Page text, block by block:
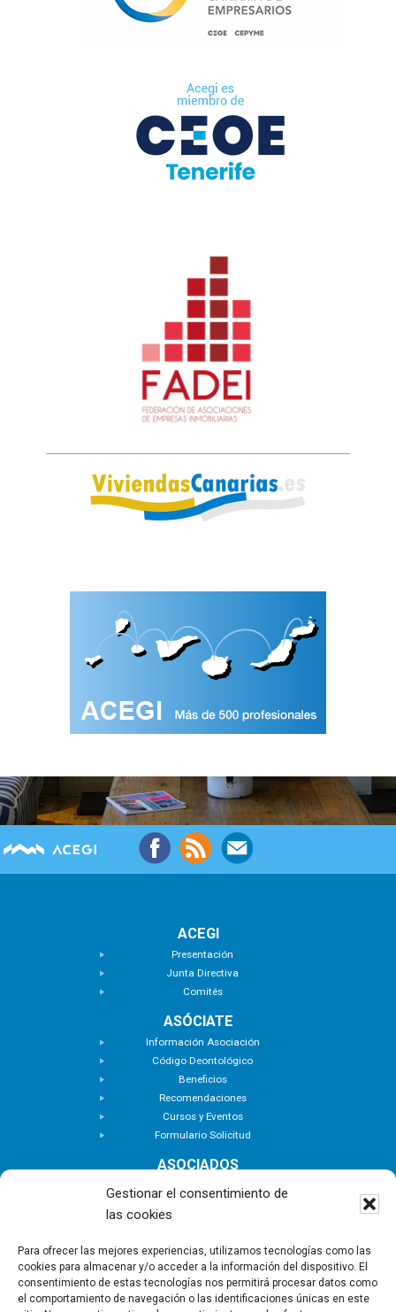
Gestionar el consentimiento de
las cookies
Para ofrecer las mejores experiencias, utilizamos tecnologías como las
cookies para almacenar y/o acceder a la información del dispositivo. El
consentimiento de estas tecnologías nos permitirá procesar datos como
el comportamiento de navegación o las identificaciones únicas en este
ACEGI
Presentación
Junta Directiva
Comités
ASÓCIATE
Información Asociación
Código Deontológico
Beneficios
Recomendaciones
Cursos y Eventos
Formulario Solicitud
ASOCIADOS
Zona Privada
ACTUALIDAD
Notas de Prensa
Noticias